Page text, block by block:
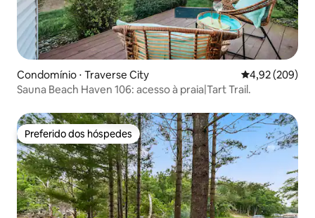
Condomínio ⋅ Traverse City 4,92 de uma
4,92 (209)
Sauna Beach Haven 106: acesso à praia|Tart Trail.
Preferido dos hóspedes
Preferido dos hóspedes